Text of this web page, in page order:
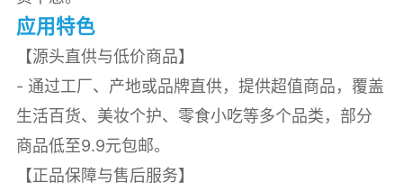
应用特色
【源头直供与低价商品】
- 通过工厂、产地或品牌直供，提供超值商品，覆盖
生活百货、美妆个护、零食小吃等多个品类，部分
商品低至9.9元包邮。
【正品保障与售后服务】